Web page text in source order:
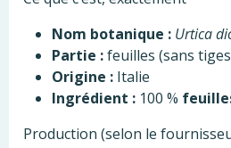
Nom botanique : Urtica
Partie :feuilles (sans
Origine : Italie
Ingrédient : 100 %
Production (selon le